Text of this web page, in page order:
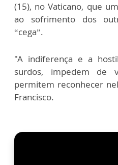
(15), no Vaticano, que
ao sofrimento dos
“cega”.
"A indiferença e a
surdos, impedem
permitem reconhecer
Francisco.